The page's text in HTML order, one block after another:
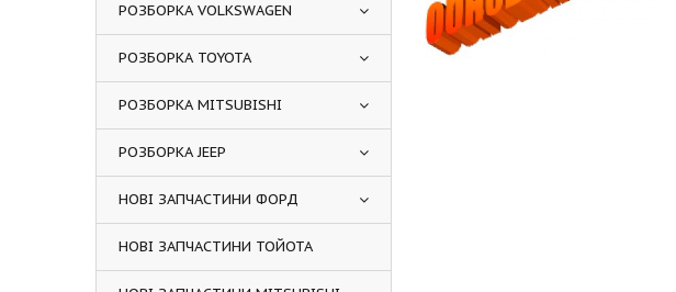
РОЗБОРКА VOLKSWAGEN
РОЗБОРКА TOYOTA
РОЗБОРКА MITSUBISHI
РОЗБОРКА JEEP
НОВІ ЗАПЧАСТИНИ ФОРД
НОВІ ЗАПЧАСТИНИ ТОЙОТА